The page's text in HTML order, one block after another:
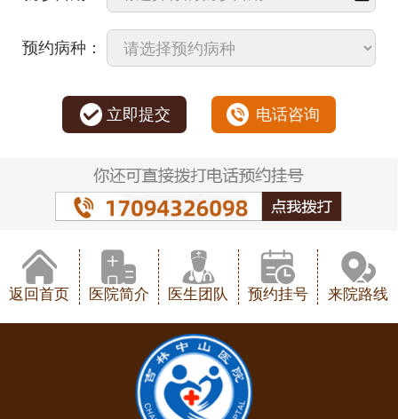
预约病种：
立即提交 电话咨询
返回首页 医院简介 医生团队 预约挂号 来院路线